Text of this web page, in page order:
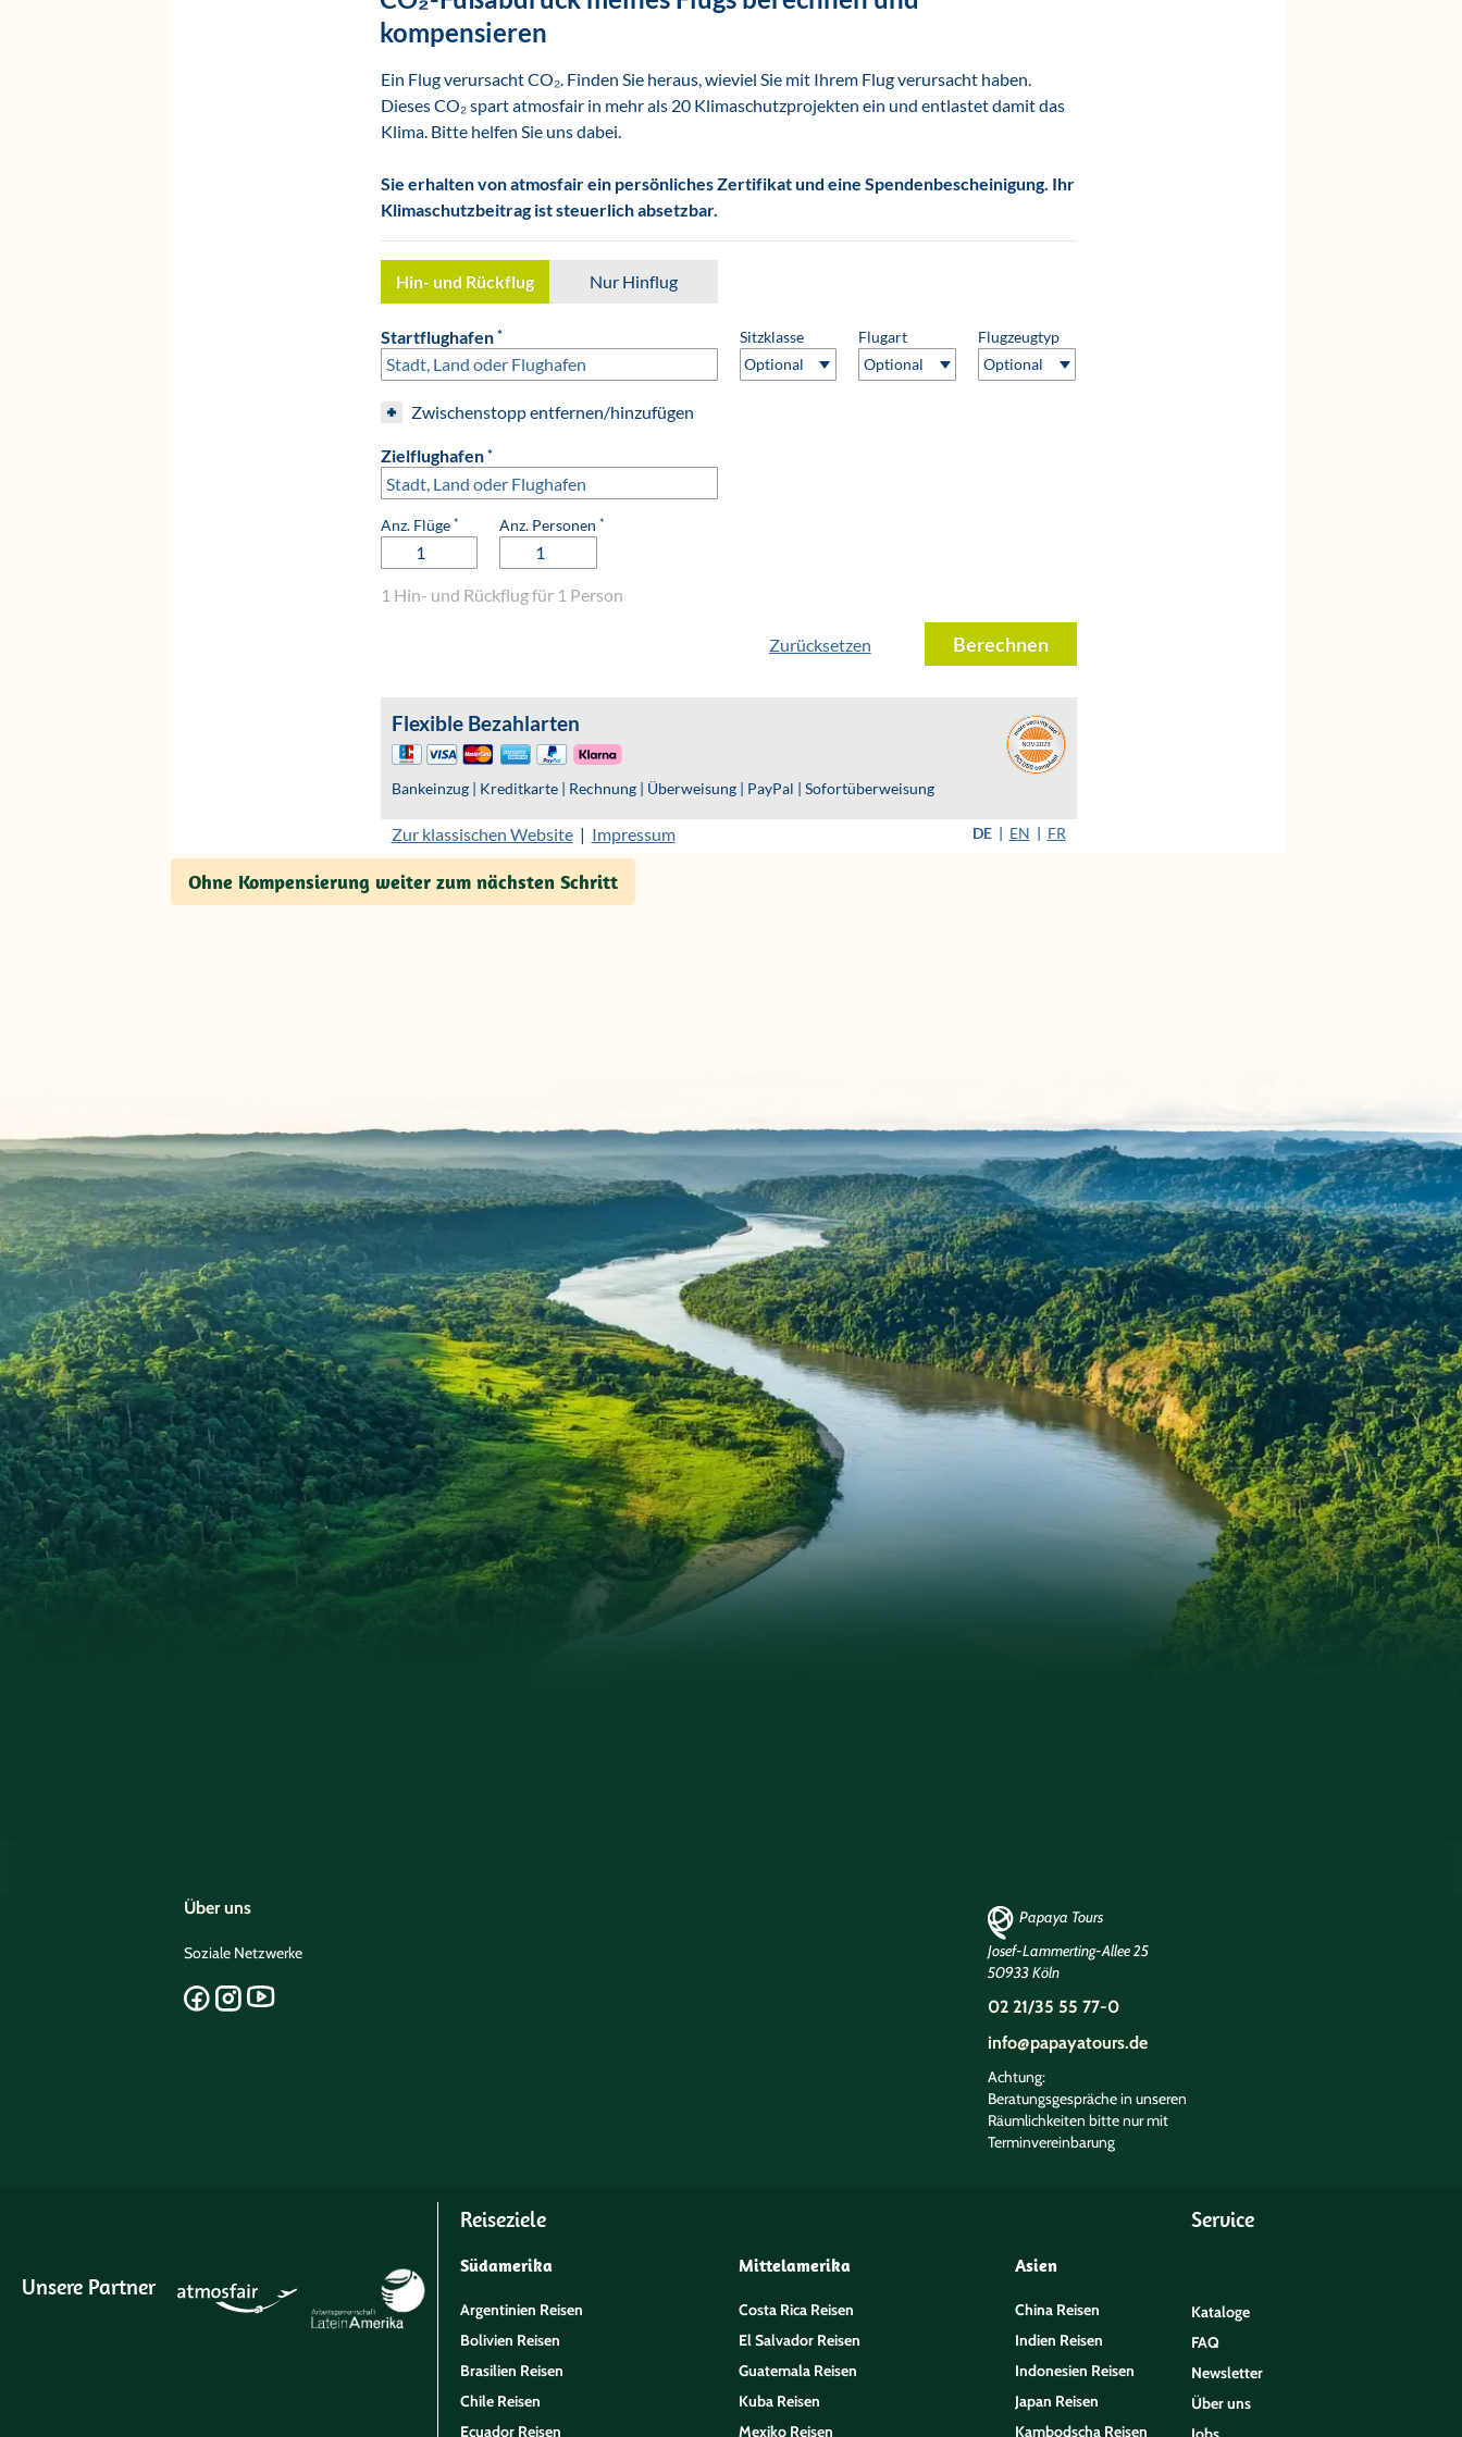
Ohne Kompensierung weiter zum nächsten Schritt
Über uns
Soziale Netzwerke
Papaya Tours
Josef-Lammerting-Allee 25
50933 Köln
02 21/35 55 77-0
info@papayatours.de
Achtung:
Beratungsgespräche in unseren
Räumlichkeiten bitte nur mit
Terminvereinbarung
Unsere Partner
Reiseziele
Südamerika
Argentinien Reisen
Bolivien Reisen
Brasilien Reisen
Chile Reisen
Ecuador Reisen
Mittelamerika
Costa Rica Reisen
El Salvador Reisen
Guatemala Reisen
Kuba Reisen
Mexiko Reisen
Asien
China Reisen
Indien Reisen
Indonesien Reisen
Japan Reisen
Kambodscha Reisen
Service
Kataloge
FAQ
Newsletter
Über uns